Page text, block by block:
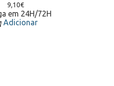
9,10€
em 24H/72H
Adicionar